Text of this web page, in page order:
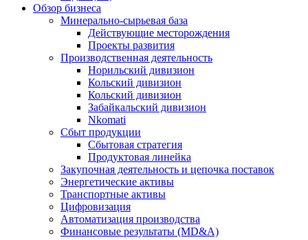
Обзор бизнеса
Минерально-сырьевая база
Действующие месторождения
Проекты развития
Производственная деятельность
Норильский дивизион
Кольский дивизион
Кольский дивизион
Забайкальский дивизион
Nkomati
Сбыт продукции
Сбытовая стратегия
Продуктовая линейка
Закупочная деятельность и цепочка поставок
Энергетические активы
Транспортные активы
Цифровизация
Автоматизация производства
Финансовые результаты (MD&A)